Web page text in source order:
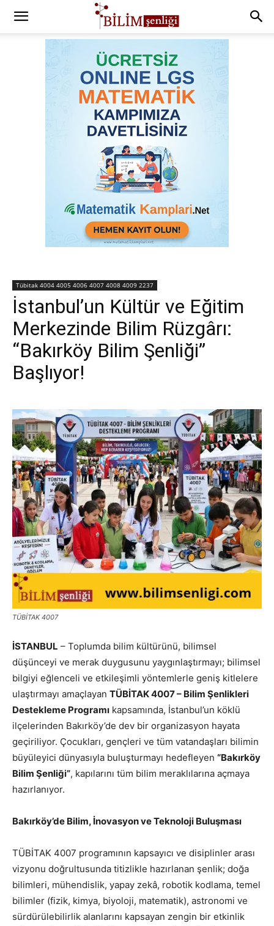
Tübitak 4004 4005 4006 4007 4008 4009 2237
İstanbul’un Kültür ve Eğitim
Merkezinde Bilim Rüzgârı:
“Bakırköy Bilim Şenliği”
Başlıyor!
TÜBİTAK 4007
İSTANBUL – Toplumda bilim kültürünü, bilimsel
düşünceyi ve merak duygusunu yaygınlaştırmayı; bilimsel
bilgiyi eğlenceli ve etkileşimli yöntemlerle geniş kitlelere
ulaştırmayı amaçlayan TÜBİTAK 4007 – Bilim Şenlikleri
Destekleme Programı kapsamında, İstanbul’un köklü
ilçelerinden Bakırköy’de dev bir organizasyon hayata
geçiriliyor. Çocukları, gençleri ve tüm vatandaşları bilimin
büyüleyici dünyasıyla buluşturmayı hedefleyen “Bakırköy
Bilim Şenliği”, kapılarını tüm bilim meraklılarına açmaya
hazırlanıyor.
Bakırköy’de Bilim, İnovasyon ve Teknoloji Buluşması
TÜBİTAK 4007 programının kapsayıcı ve disiplinler arası
vizyonu doğrultusunda titizlikle hazırlanan şenlik; doğa
bilimleri, mühendislik, yapay zekâ, robotik kodlama, temel
bilimler (fizik, kimya, biyoloji, matematik), astronomi ve
sürdürülebilirlik alanlarını kapsayan zengin bir etkinlik